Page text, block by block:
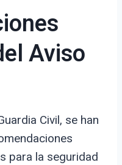
Aviso
Civil, se han
para la seguridad